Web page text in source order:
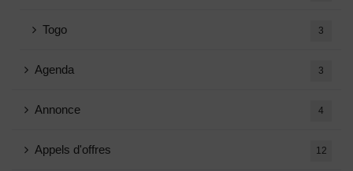
Togo 3
Agenda 3
Annonce 4
Appels d'offres 12